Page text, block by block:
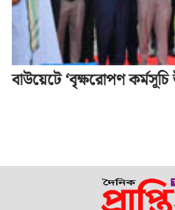
বাউয়েটে ‘বৃক্ষরোপণ কর্মসূচি